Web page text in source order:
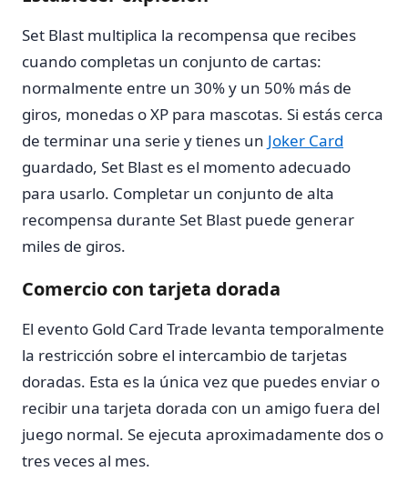
Set Blast multiplica la recompensa que recibes
cuando completas un conjunto de cartas:
normalmente entre un 30% y un 50% más de
giros, monedas o XP para mascotas. Si estás cerca
de terminar una serie y tienes un Joker Card
guardado, Set Blast es el momento adecuado
para usarlo. Completar un conjunto de alta
recompensa durante Set Blast puede generar
miles de giros.
Comercio con tarjeta dorada
El evento Gold Card Trade levanta temporalmente
la restricción sobre el intercambio de tarjetas
doradas. Esta es la única vez que puedes enviar o
recibir una tarjeta dorada con un amigo fuera del
juego normal. Se ejecuta aproximadamente dos o
tres veces al mes.